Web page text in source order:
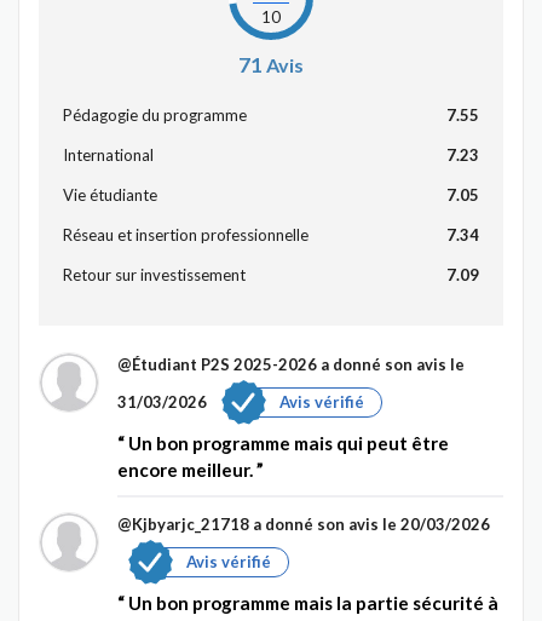
10
71 Avis
Pédagogie du programme 7.55
International 7.23
Vie étudiante 7.05
Réseau et insertion professionnelle 7.34
Retour sur investissement 7.09
@Étudiant P2S 2025-2026 a donné son avis le
31/03/2026
Avis vérifié
Un bon programme mais qui peut être
encore meilleur.
@Kjbyarjc_21718 a donné son avis le 20/03/2026
Avis vérifié
Un bon programme mais la partie sécurité à